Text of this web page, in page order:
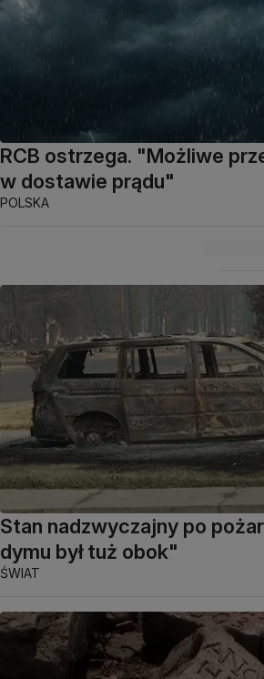
RCB ostrzega. "Możliwe
w dostawie prądu"
POLSKA
Stan nadzwyczajny po
dymu był tuż obok"
ŚWIAT